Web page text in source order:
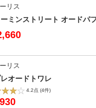
リス
ミンストリート オードパ
リス
オードトワレ
4.2点 (4件)